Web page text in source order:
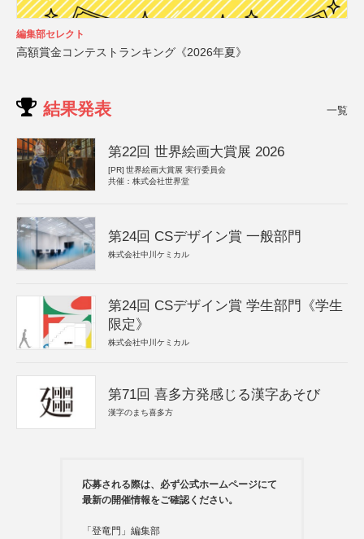
編集部セレクト
高額賞金コンテストランキング《2026年夏》
結果発表 一覧
第22回 世界絵画大賞展 2026
[PR] 世界絵画大賞展 実行委員会
共催：株式会社世界堂
第24回 CSデザイン賞 一般部門
株式会社中川ケミカル
第24回 CSデザイン賞 学生部門《学生
限定》
株式会社中川ケミカル
第71回 喜多方発感じる漢字あそび
漢字のまち喜多方
応募される際は、必ず公式ホームページにて
最新の開催情報をご確認ください。
「登竜門」編集部